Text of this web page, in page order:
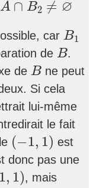
A ∩ B2 ≠ ∅
car B1
B1
de B
B.
de B
B ne peut
Si cela
lui-même
le fait
(−1, 1)
( 1, 1)
est
donc pas une
1, 1)
1, 1)
, mais